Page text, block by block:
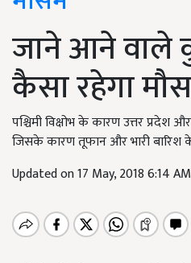
जाने आने वाले
कैसा रहेगा
पश्चिमी विक्षोभ के कारण उत्तर प्रदेश
जिसके कारण तूफान और भारी बारिश
Updated on 17 May, 2018 6:14